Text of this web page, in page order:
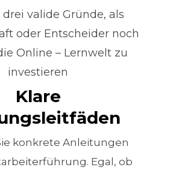
valide Gründe, als
oder Entscheider noch
Online – Lernwelt zu
investieren
Klare
konkrete Anleitungen
Egal, ob